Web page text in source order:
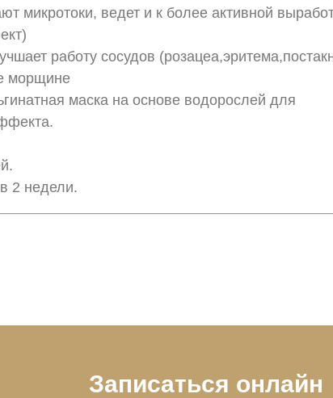
микротоки, ведет и к более активной
работу сосудов
морщине
маска на основе водорослей для
2 недели.
Записаться онлайн